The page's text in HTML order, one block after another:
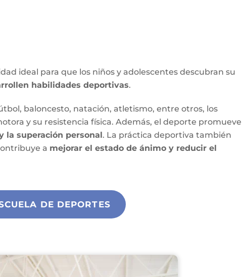
ideal para que los niños y adolescentes descubran su
habilidades deportivas.
baloncesto, natación, atletismo, entre otros, los
y su resistencia física. Además, el deporte promueve
la superación personal. La práctica deportiva también
a mejorar el estado de ánimo y reducir el
DE DEPORTES